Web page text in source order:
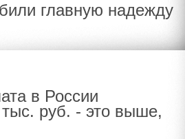
главную надежду
в России
руб. - это выше,